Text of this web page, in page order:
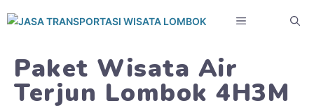
Paket Wisata Air
Terjun Lombok 4H3M